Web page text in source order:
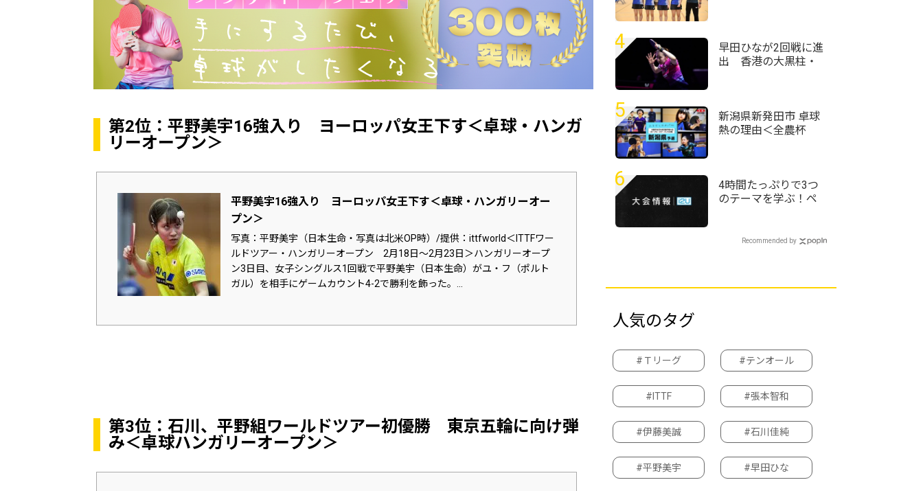
第2位：平野美宇16強入り ヨーロッパ女王下す＜卓球・ハンガ
リーオープン＞
平野美宇16強入り ヨーロッパ女王下す＜卓球・ハンガリーオー
プン＞
写真：平野美宇（日本生命・写真は北米OP時）/提供：ittfworld＜ITTFワー
ルドツアー・ハンガリーオープン 2月18日～2月23日＞ハンガリーオープ
ン3日目、女子シングルス1回戦で平野美宇（日本生命）がユ・フ（ポルト
ガル）を相手にゲームカウント4-2で勝利を飾った。...
第3位：石川、平野組ワールドツアー初優勝 東京五輪に向け弾
み＜卓球ハンガリーオープン＞
4
早田ひなが2回戦に進
出 香港の大黒柱・
5
新潟県新発田市 卓球
熱の理由＜全農杯
新潟県予選会＞
6
4時間たっぷりで3つ
のテーマを学ぶ！ペ
Recommended by
人気のタグ
#Ｔリーグ #テンオール
#ITTF #張本智和
#伊藤美誠 #石川佳純
#平野美宇 #早田ひな